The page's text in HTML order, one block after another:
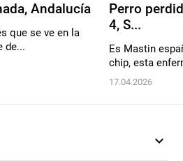
Andalucía
que se ve en la
de...
Perro
4, S...
Es Mastin
chip, esta
17.04.2026
expand_more